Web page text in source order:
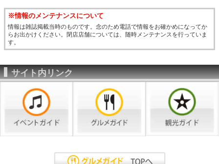
※情報のメンテナンスについて
情報は雑誌掲載当時のものです。念のため電話で情報をお確かめになってか
らお出かけください。閉店店舗については、随時メンテナンスを行っていま
す。
サイト内リンク